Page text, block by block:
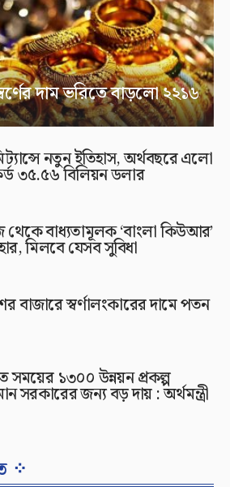
দাম ভরিতে বাড়লো ২২১৬
নতুন ইতিহাস, অর্থবছরে এলো
৩৫.৫৬ বিলিয়ন ডলার
বাধ্যতামূলক ‘বাংলা কিউআর’
মিলবে যেসব সুবিধা
বাজারে স্বর্ণালংকারের দামে পতন
সময়ের ১৩০০ উন্নয়ন প্রকল্প
সরকারের জন্য বড় দায় : অর্থমন্ত্রী
⁘